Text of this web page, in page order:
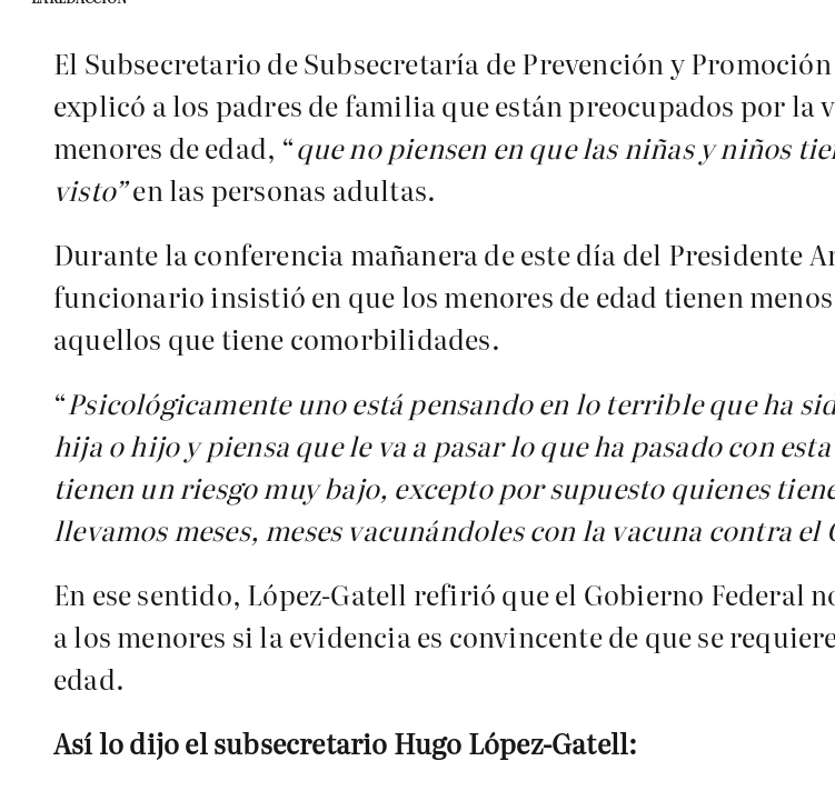
El Subsecretario de Subsecretaría de Prevención y
explicó a los padres de familia que están preocupados por la
menores de edad, “que no piensen en que las niñas y niños
visto”en las personas adultas.
Durante la conferencia mañanera de este día del Presidente
funcionario insistió en que los menores de edad tienen
aquellos que tiene comorbilidades.
“Psicológicamente uno está pensando en lo terrible que ha
hija o hijo y piensa que le va a pasar lo que ha pasado con
tienen un riesgo muy bajo, excepto por supuesto quienes
llevamos meses, meses vacunándoles con la vacuna contra el
En ese sentido, López-Gatell refirió que el Gobierno Federal
a los menores si la evidencia es convincente de que se
edad.
Así lo dijo el subsecretario Hugo López-Gatell: